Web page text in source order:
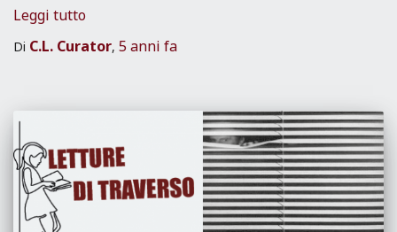
Leggi tutto
Di C.L. Curator, 5 anni fa